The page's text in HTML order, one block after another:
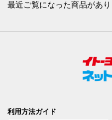
最近ご覧になった商品があり
利用方法ガイド